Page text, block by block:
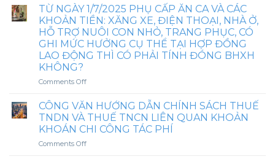
KHẢO
CHÍNH
SÁCH
THUẾ
VỀ
KHOẢN
KHÁM
LÀM
GIẤY
PHÉP
LAO
TỪ NGÀY 1/7/2025 PHỤ CẤP ĂN CA VÀ CÁC
KHOẢN TIỀN: XĂNG XE, ĐIỆN THOẠI, NHÀ Ở,
HỖ TRỢ NUÔI CON NHỎ, TRANG PHỤC, CÓ
GHI MỨC HƯỞNG CỤ THỂ TẠI HỢP ĐỒNG
LAO ĐỘNG THÌ CÓ PHẢI TÍNH ĐÓNG BHXH
KHÔNG?
Comments Offon
NGÀY
1/7/2025
PHỤ
CẤP
ĂN
CÔNG VĂN HƯỚNG DẪN CHÍNH SÁCH THUẾ
TNDN VÀ THUẾ TNCN LIÊN QUAN KHOẢN
KHOÁN CHI CÔNG TÁC PHÍ
Comments Offon